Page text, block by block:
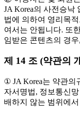
JA Korea의 사전승낙
법에 의하여 영리목
여서는 안됩니다. 또
임받은 콘텐츠의 경
제 14 조 (약관의
① JA Korea는 약관의
자서명법, 정보통신
배하지 않는 범위에